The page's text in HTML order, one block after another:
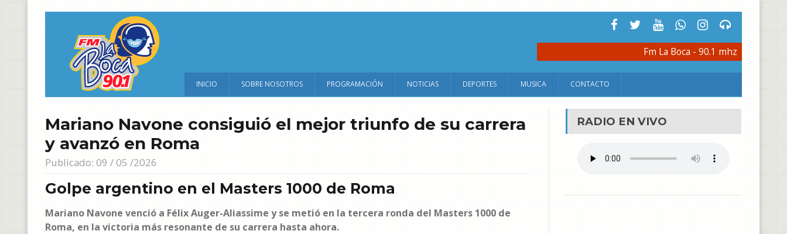
Fm La Boca - 90.1 mhz
INICIO SOBRE NOSOTROS PROGRAMACIÓN NOTICIAS DEPORTES MUSICA CONTACTO
Mariano Navone consiguió el mejor triunfo de su carrera
y avanzó en Roma
Publicado: 09 / 05 /2026
Golpe argentino en el Masters 1000 de Roma
Mariano Navone venció a Félix Auger-Aliassime y se metió en la tercera ronda del Masters 1000 de
Roma, en la victoria más resonante de su carrera hasta ahora.
RADIO EN VIVO